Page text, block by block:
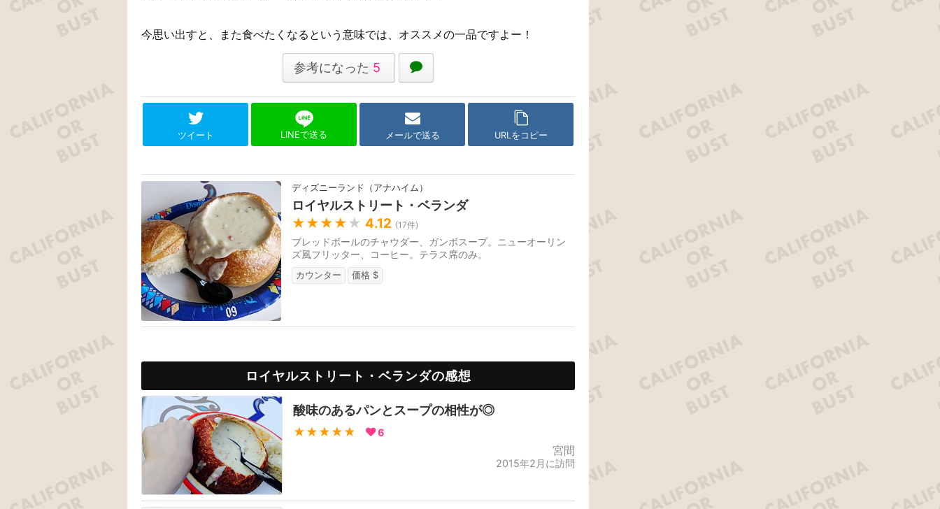
今思い出すと、また食べたくなるという意味では、オススメの一品ですよー！
参考になった 5
ツイート LINEで送る メールで送る URLをコピー
ディズニーランド（アナハイム）
ロイヤルストリート・ベランダ
★★★★ ★ 4.12 (17件)
ブレッドボールのチャウダー、ガンボスープ。ニューオーリン
ズ風フリッター、コーヒー。テラス席のみ。
カウンター 価格 $
ロイヤルストリート・ベランダの感想
酸味のあるパンとスープの相性が◎
★★★★★ 6
宮間
2015年2月に訪問